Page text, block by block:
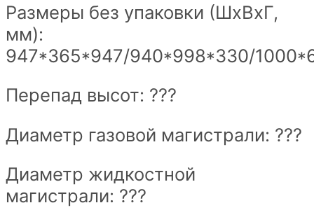
Размеры без упаковки (ШxВxГ,
мм):
947*365*947/940*998*330/
Перепад высот: ???
Диаметр газовой магистрали: ???
Диаметр жидкостной
магистрали: ???